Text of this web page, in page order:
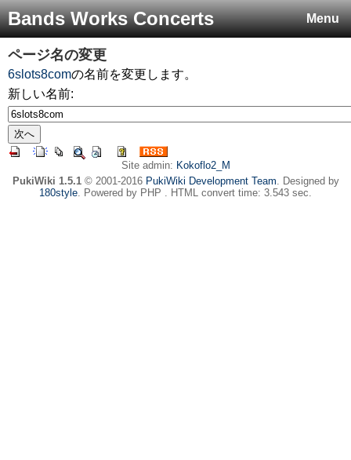
Menu
Bands Works Concerts
ページ名の変更
6slots8comの名前を変更します。
新しい名前:
Site admin: Kokoflo2_M
PukiWiki 1.5.1© 2001-2016 PukiWiki Development Team. Designed by
180style. Powered by PHP . HTML convert time: 3.543 sec.